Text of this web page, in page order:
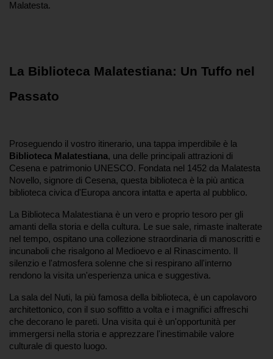
Malatesta.
La Biblioteca Malatestiana: Un Tuffo nel
Passato
Biblioteca Malatestiana, una delle principali attrazioni di
Cesena e patrimonio UNESCO. Fondata nel 1452 da Malatesta
Novello, signore di Cesena, questa biblioteca è la più antica
biblioteca civica d'Europa ancora intatta e aperta al pubblico.
La Biblioteca Malatestiana è un vero e proprio tesoro per gli
amanti della storia e della cultura. Le sue sale, rimaste inalterate
nel tempo, ospitano una collezione straordinaria di manoscritti e
incunaboli che risalgono al Medioevo e al Rinascimento. Il
silenzio e l'atmosfera solenne che si respirano all'interno
rendono la visita un'esperienza unica e suggestiva.
La sala del Nuti, la più famosa della biblioteca, è un capolavoro
architettonico, con il suo soffitto a volta e i magnifici affreschi
che decorano le pareti. Una visita qui è un'opportunità per
immergersi nella storia e apprezzare l'inestimabile valore
culturale di questo luogo.